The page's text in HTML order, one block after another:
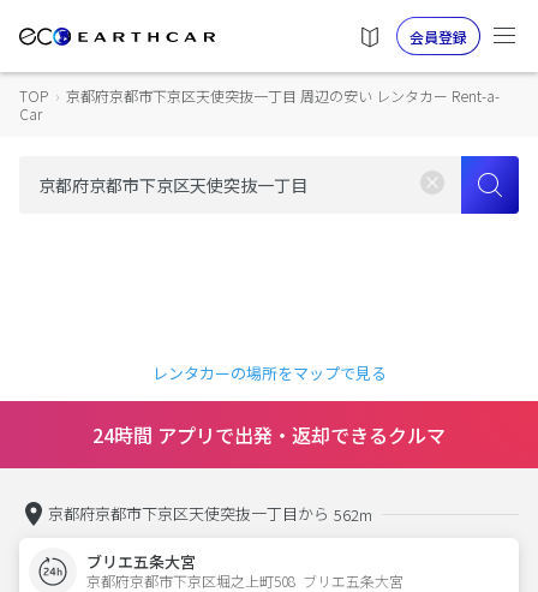
会員登録
TOP › 京都府京都市下京区天使突抜一丁目 周辺の安い レンタカー Rent-a-
Car
レンタカーの場所をマップで見る
24時間 アプリで出発・返却できるクルマ
京都府京都市下京区天使突抜一丁目から 562m
ブリエ五条大宮
京都府京都市下京区堀之上町508  ブリエ五条大宮